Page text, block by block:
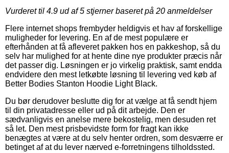
Vurderet til 4.9 ud af 5 stjerner baseret på 20 anmeldelser
Flere internet shops frembyder heldigvis et hav af forskellige
muligheder for levering. En af de mest populære er
efterhånden at få afleveret pakken hos en pakkeshop, så du
selv har mulighed for at hente dine nye produkter præcis når
det passer dig. Løsningen er jo virkelig praktisk, samt endda
endvidere den mest letkøbte løsning til levering ved køb af
Better Bodies Stanton Hoodie Light Black.
Du bør derudover beslutte dig for at vælge at få sendt hjem
til din privatadresse eller ud på dit arbejde. Den er
sædvanligvis en anelse mere bekostelig, men desuden ret
så let. Den mest prisbevidste form for fragt kan ikke
benægtes at være at du selv henter ordren, som desværre er
betinget af at du lever nærved e-forretningens tilholdssted.